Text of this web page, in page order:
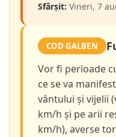
Sfârșit: Vineri, 7
COD GALBEN
Vor fi perioade
ce se va
vântului și vijelii
km/h și pe arii
km/h), averse